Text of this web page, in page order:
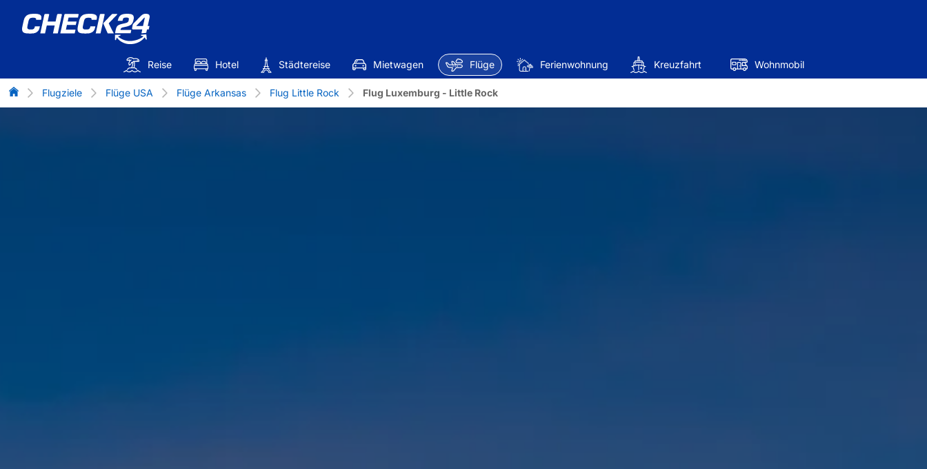
Reise Hotel Städtereise Mietwagen Flüge Ferienwohnung Kreuzfahrt Wohnmobil
Flug-Vergleich
Flugziele Flüge USA Flüge Arkansas Flug Little Rock Flug Luxemburg - Little Rock